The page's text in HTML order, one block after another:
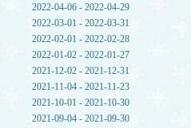
2022-04-06 - 2022-04-29
2022-03-01 - 2022-03-31
2022-02-01 - 2022-02-28
2022-01-02 - 2022-01-27
2021-12-02 - 2021-12-31
2021-11-04 - 2021-11-23
2021-10-01 - 2021-10-30
2021-09-04 - 2021-09-30